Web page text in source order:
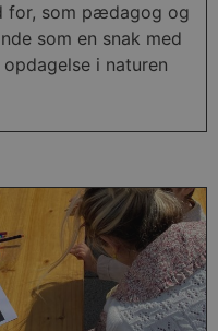
for, som pædagog og
som en snak med
i naturen